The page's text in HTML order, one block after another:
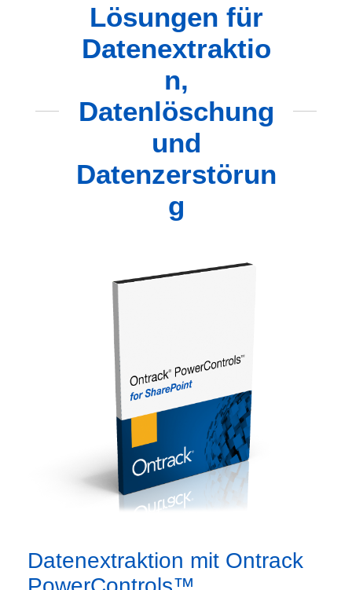
Lösungen für
Datenextraktio
n,
Datenlöschung
und
Datenzerstörun
g
Datenextraktion mit Ontrack